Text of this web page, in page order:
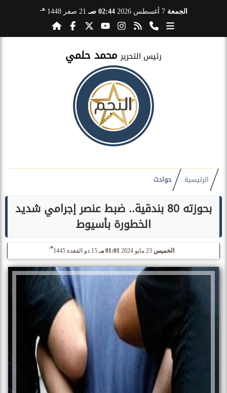
الجمعة 7 أغسطس 2026 02:44 صـ 21 صفر 1448 هـ
رئيس التحرير محمد حلمي
الرئيسية حوادث
بحوزته 80 بندقية.. ضبط عنصر إجرامي شديد
الخطورة بأسيوط
الخميس 23 مايو 2024 01:01 مـ 15 ذو القعدة 1445
هـ